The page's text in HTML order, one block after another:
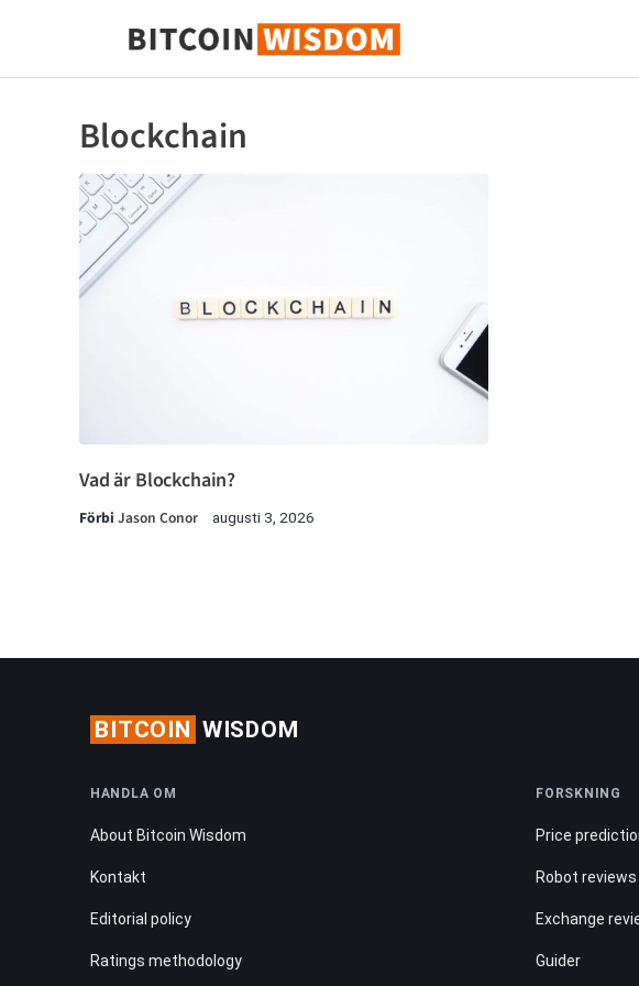
Bitcoin Wisdom
Blockchain
Vad är Blockchain?
Förbi Jason Conor augusti 3, 2026
BITCOIN WISDOM
HANDLA OM
About Bitcoin Wisdom
Kontakt
Editorial policy
Ratings methodology
FORSKNING
Price
Robot reviews
Exchange
Guider